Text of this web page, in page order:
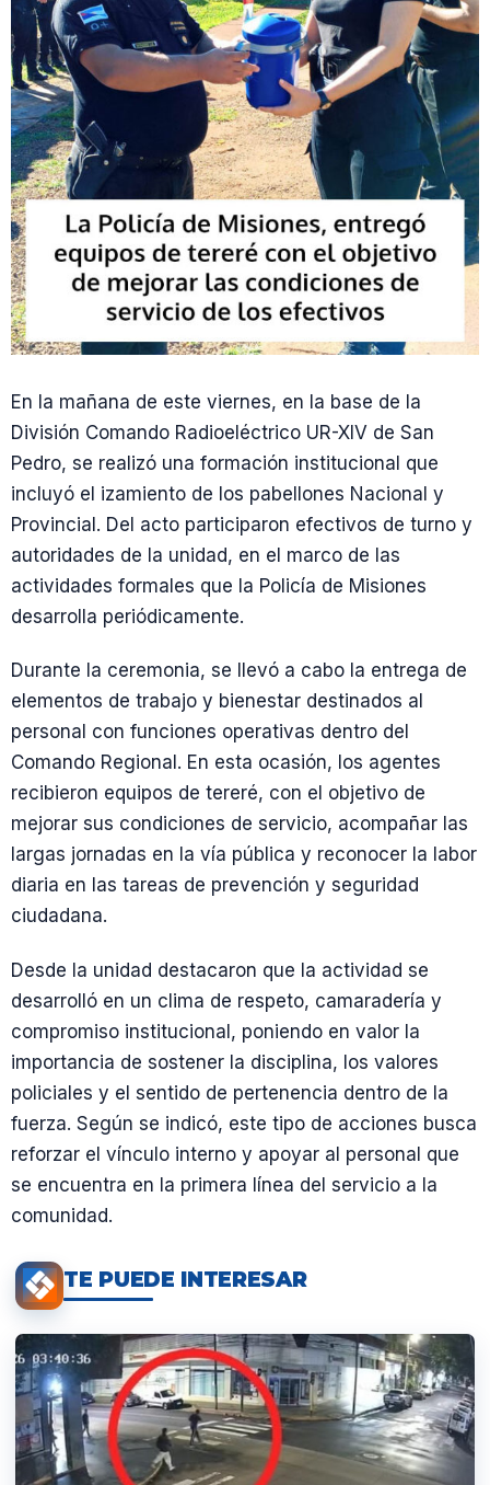
En la mañana de este viernes, en la base de la
División Comando Radioeléctrico UR-XIV de San
Pedro, se realizó una formación institucional que
incluyó el izamiento de los pabellones Nacional y
Provincial. Del acto participaron efectivos de turno y
autoridades de la unidad, en el marco de las
actividades formales que la Policía de Misiones
desarrolla periódicamente.
Durante la ceremonia, se llevó a cabo la entrega de
elementos de trabajo y bienestar destinados al
personal con funciones operativas dentro del
Comando Regional. En esta ocasión, los agentes
recibieron equipos de tereré, con el objetivo de
mejorar sus condiciones de servicio, acompañar las
largas jornadas en la vía pública y reconocer la labor
diaria en las tareas de prevención y seguridad
ciudadana.
Desde la unidad destacaron que la actividad se
desarrolló en un clima de respeto, camaradería y
compromiso institucional, poniendo en valor la
importancia de sostener la disciplina, los valores
policiales y el sentido de pertenencia dentro de la
fuerza. Según se indicó, este tipo de acciones busca
reforzar el vínculo interno y apoyar al personal que
se encuentra en la primera línea del servicio a la
comunidad.
TE PUEDE INTERESAR